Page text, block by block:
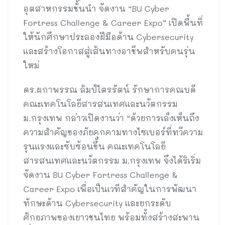
อุตสาหกรรมชั้นนำ จัดงาน “BU Cyber
Fortress Challenge & Career Expo” เปิดพื้นที่
ให้นักศึกษาประลองฝีมือด้าน Cybersecurity
และสร้างโอกาสสู่เส้นทางอาชีพสำหรับคนรุ่น
ใหม่
ดร.ผกาพรรณ ลิมป์ไตรรัตน์ รักษาการคณบดี
คณะเทคโนโลยีสารสนเทศและนวัตกรรม
ม.กรุงเทพ กล่าวเปิดงานว่า “ด้วยการเล็งเห็นถึง
ความสำคัญของภัยคุกคามทางไซเบอร์ที่ทวีความ
รุนแรงและซับซ้อนขึ้น คณะเทคโนโลยี
สารสนเทศและนวัตกรรม ม.กรุงเทพ จึงได้ริเริ่ม
จัดงาน BU Cyber Fortress Challenge &
Career Expo เพื่อเป็นเวทีสำคัญในการพัฒนา
ทักษะด้าน Cybersecurity และยกระดับ
ศักยภาพของเยาวชนไทย พร้อมทั้งสร้างสะพาน